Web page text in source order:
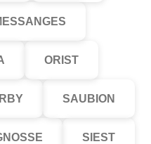
ORIST
SAUBION
SIEST